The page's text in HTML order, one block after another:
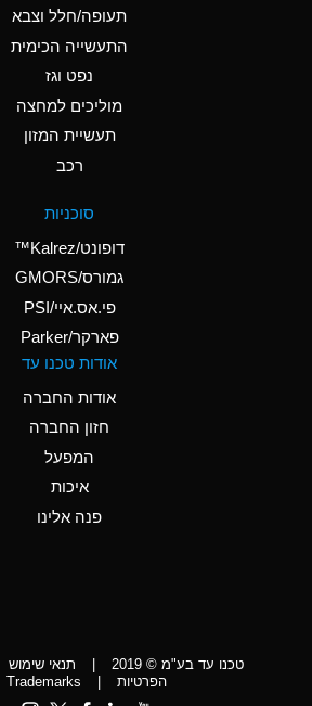
Ammonium Hydroxide
A
Ammonium Nitrate
Ammonium Nitrite
Ammonium Persulfate
Ammonium Phosphate
A
Ammonium Sulfate
*
Amyl Acetate (Banana
Aniline
D
תעופה/חלל וצבא
התעשייה הכימית
נפט וגז
מוליכים למחצה
תעשיית המזון
רכב
סוכניות
דופונט/Kalrez™
גמורס/GMORS
פי.אס.איי/PSI
פארקר/Parker
אודות טכנו עד
אודות החברה
חזון החברה
המפעל
איכות
פנה אלינו
טכנו עד בע"מ © 2019 | תנאי שימוש
הפרטיות
|
Trademarks